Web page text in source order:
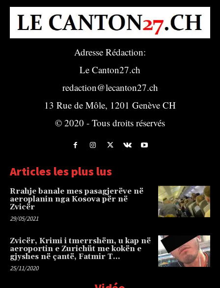
Adresse Rédaction:
Le Canton27.ch
redaction@lecanton27.ch
13 Rue de Môle, 1201 Genève CH
© 2020 - Tous droits réservés
Articles les plus lus
Rrahje banale mes pasagjerëve në
aeroplanin nga Kosova për në
Zvicër
29/05/2021
Zvicër, Krimi i tmerrshëm, u kap në
aeroportin e Zurichüt me kokën e
gjyshes në çantë, Fatmir T…
25/11/2020